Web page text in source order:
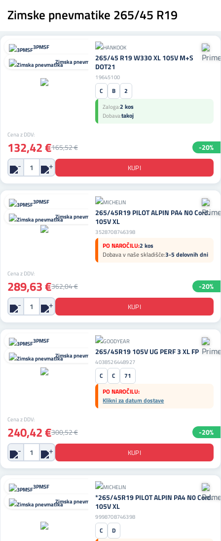
Zimske pnevmatike 265/45 R19
3PMSF
Zimska pnevmatika265/45 R19 W330 XL 105V M+S
DOT21
19645100
C B 2
Zaloga:2 kos
Dobava:takoj
Cena z DDV:
132,42 €165,52 € -20%
3PMSF
Zimska pnevmatika265/45R19 PILOT ALPIN PA4 N0 Cord.
105V XL
3528708746398
PO NAROČILU:2 kos
Dobava v naše skladišče:3-5 delovnih dni
Cena z DDV:
289,63 €362,04 € -20%
3PMSF
Zimska pnevmatika265/45R19 105V UG PERF 3 XL FP
4038526448927
C C
71
PO NAROČILU:
Klikni za datum dostave
Cena z DDV:
240,42 €300,52 € -20%
3PMSF
Zimska pnevmatika*265/45R19 PILOT ALPIN PA4 N0 Cord.
105V XL
9998708746398
C
D